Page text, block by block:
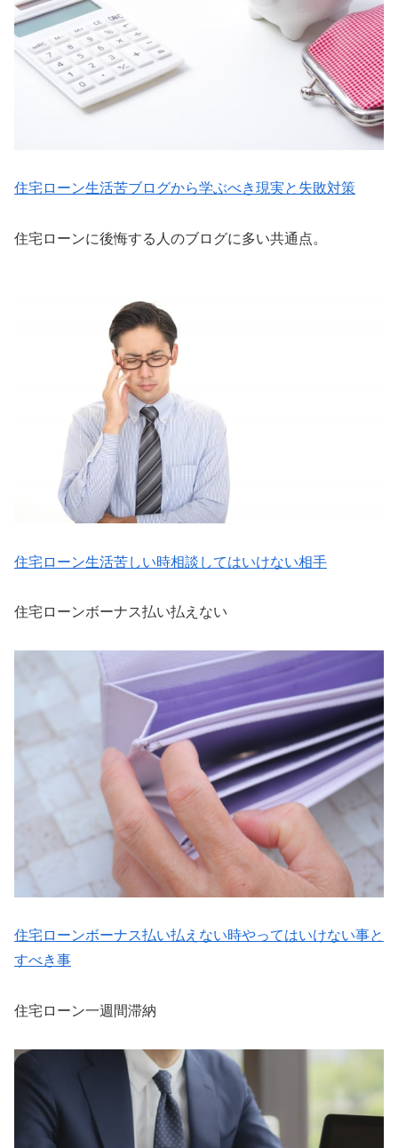
住宅ローン生活苦ブログから学ぶべき現実と失敗対策
住宅ローンに後悔する人のブログに多い共通点。
住宅ローン生活苦しい時相談してはいけない相手
住宅ローンボーナス払い払えない
住宅ローンボーナス払い払えない時やってはいけない事と
すべき事
住宅ローン一週間滞納